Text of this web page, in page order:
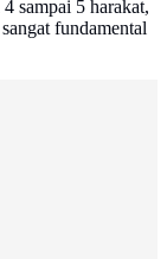
sampai 5 harakat,
fundamental